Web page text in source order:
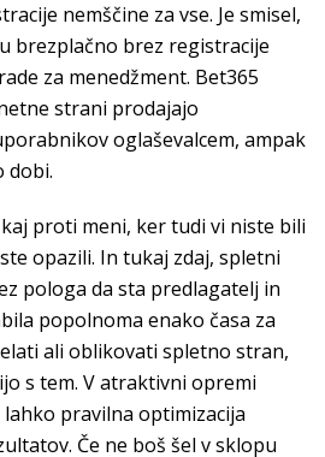
nemščine za vse. Je smisel,
brezplačno brez registracije
za menedžment. Bet365
strani prodajajo
oglaševalcem, ampak
dobi.
proti meni, ker tudi vi niste bili
opazili. In tukaj zdaj, spletni
pologa da sta predlagatelj in
popolnoma enako časa za
ali oblikovati spletno stran,
s tem. V atraktivni opremi
pravilna optimizacija
Če ne boš šel v sklopu